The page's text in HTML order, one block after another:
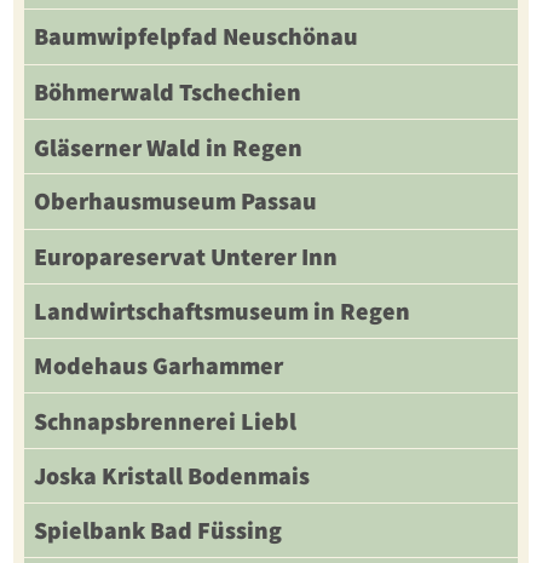
Baumwipfelpfad Neuschönau
Böhmerwald Tschechien
Gläserner Wald in Regen
Oberhausmuseum Passau
Europareservat Unterer Inn
Landwirtschaftsmuseum in Regen
Modehaus Garhammer
Schnapsbrennerei Liebl
Joska Kristall Bodenmais
Spielbank Bad Füssing